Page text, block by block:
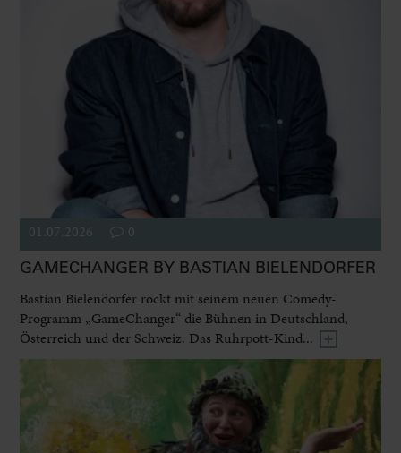
01.07.2026 0
GAMECHANGER BY BASTIAN BIELENDORFER
Bastian Bielendorfer rockt mit seinem neuen Comedy-
Programm „GameChanger“ die Bühnen in Deutschland,
Österreich und der Schweiz. Das Ruhrpott-Kind...